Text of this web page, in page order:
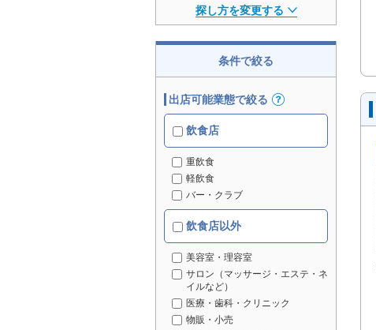
探し方を変更する
条件で絞る
出店可能業態で絞る
飲食店
重飲食
軽飲食
バー・クラブ
飲食店以外
美容室・理容室
サロン（マッサージ・エステ・ネ
イルなど）
医療・歯科・クリニック
物販・小売